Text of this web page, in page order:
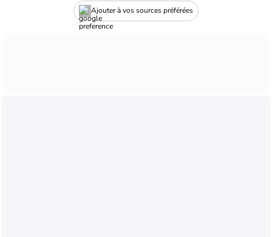
Ajouter à vos sources préférées